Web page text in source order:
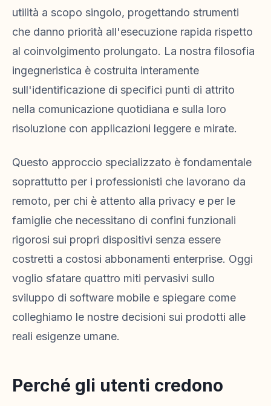
utilità a scopo singolo, progettando strumenti
che danno priorità all'esecuzione rapida rispetto
al coinvolgimento prolungato. La nostra filosofia
ingegneristica è costruita interamente
sull'identificazione di specifici punti di attrito
nella comunicazione quotidiana e sulla loro
risoluzione con applicazioni leggere e mirate.
Questo approccio specializzato è fondamentale
soprattutto per i professionisti che lavorano da
remoto, per chi è attento alla privacy e per le
famiglie che necessitano di confini funzionali
rigorosi sui propri dispositivi senza essere
costretti a costosi abbonamenti enterprise. Oggi
voglio sfatare quattro miti pervasivi sullo
sviluppo di software mobile e spiegare come
colleghiamo le nostre decisioni sui prodotti alle
reali esigenze umane.
Perché gli utenti credono